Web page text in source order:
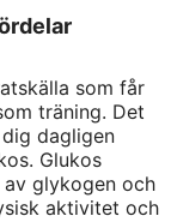
som får
träning. Det
dagligen
Glukos
glykogen och
aktivitet och